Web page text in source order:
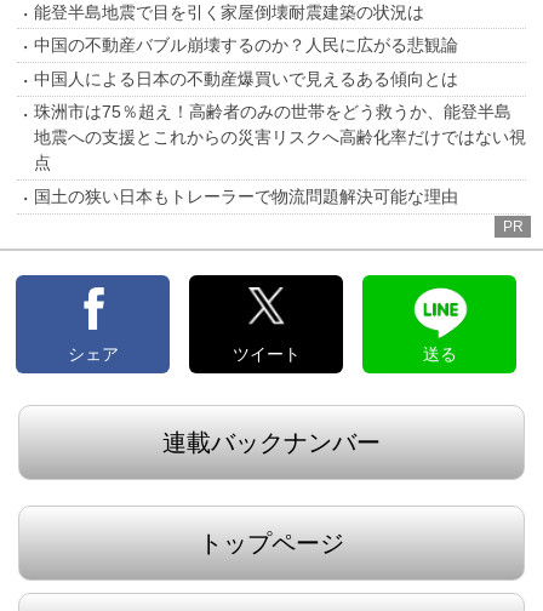
能登半島地震で目を引く家屋倒壊耐震建築の状況は
中国の不動産バブル崩壊するのか？人民に広がる悲観論
中国人による日本の不動産爆買いで見えるある傾向とは
珠洲市は75％超え！高齢者のみの世帯をどう救うか、能登半島
地震への支援とこれからの災害リスクへ高齢化率だけではない視
点
国土の狭い日本もトレーラーで物流問題解決可能な理由
PR
シェア ツイート 送る
連載バックナンバー
トップページ